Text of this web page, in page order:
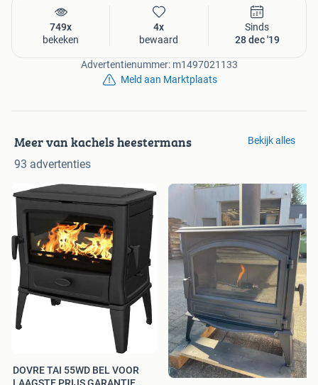
749x
bekeken
4x
bewaard
Sinds
28 dec '19
Advertentienummer: m1497021133
Meld aan Marktplaats
Meer van kachels heestermans
93 advertenties
Bekijk alles
DOVRE TAI 55WD BEL VOOR